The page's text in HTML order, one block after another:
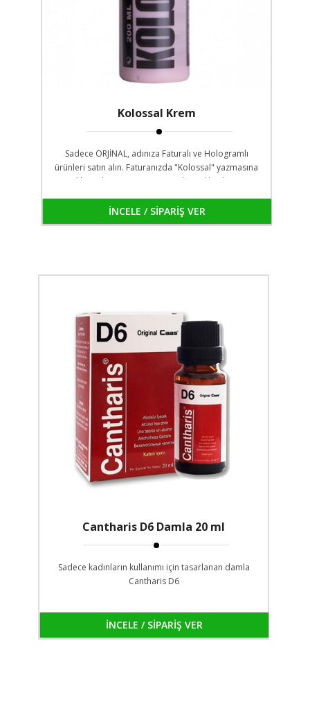
Kolossal Krem
Sadece ORJİNAL, adınıza Faturalı ve Hologramlı
ürünleri satın alın. Faturanızda "Kolossal" yazmasına
Dikkat Edin! Faturanız size teslim edilen kargo
yapmadan faturanızı kontrol edebilirsin
İNCELE / SİPARİŞ VER
Cantharis D6 Damla 20 ml
Sadece kadınların kullanımı için tasarlanan damla
Cantharis D6
İNCELE / SİPARİŞ VER